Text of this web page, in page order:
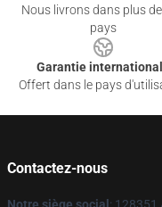
Nous livrons dans plus
pays
Garantie
Offert dans le pays
Contactez-nous